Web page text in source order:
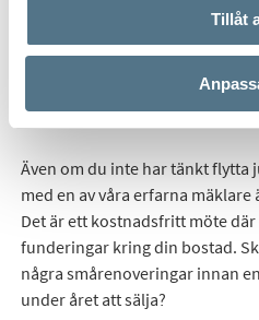
Tillåt
Få personlig
Även om du inte har tänkt flytta
med en av våra erfarna
Det är ett kostnadsfritt möte där
funderingar kring din bostad.
några smårenoveringar innan
under året att sälja?